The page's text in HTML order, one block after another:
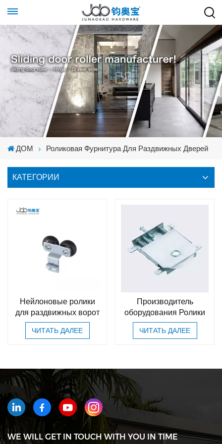
ДОМ Роликовая Фурнитура Для Раздвижных Дверей
КАТЕГОРИИ
Нейлоновые ролики
для раздвижных ворот
ЧИТАТЬ ДАЛЕЕ
Производитель
оборудования Ролики
для раздвижных
дверей Подшипники
нижних дверей для
ЧИТАТЬ ДАЛЕЕ
WE WILL GET IN TOUCH WITH YOU IN TIME